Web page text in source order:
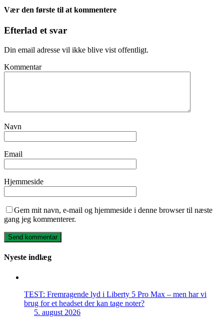
Vær den første til at kommentere
Efterlad et svar
Din email adresse vil ikke blive vist offentligt.
Kommentar
Navn
Email
Hjemmeside
Gem mit navn, e-mail og hjemmeside i denne browser til næste
gang jeg kommenterer.
Nyeste indlæg
TEST: Fremragende lyd i Liberty 5 Pro Max – men har vi
brug for et headset der kan tage noter?
5. august 2026